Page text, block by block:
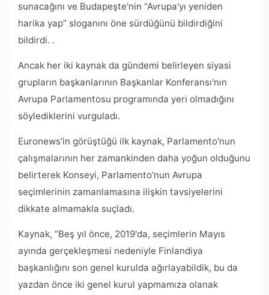
sunacağını ve Budapeşte'nin “Avrupa'yı yeniden
harika yap” sloganını öne sürdüğünü bildirdiğini
bildirdi. .
Ancak her iki kaynak da gündemi belirleyen siyasi
grupların başkanlarının Başkanlar Konferansı'nın
Avrupa Parlamentosu programında yeri olmadığını
söylediklerini vurguladı.
Euronews'in görüştüğü ilk kaynak, Parlamento'nun
çalışmalarının her zamankinden daha yoğun olduğunu
belirterek Konseyi, Parlamento'nun Avrupa
seçimlerinin zamanlamasına ilişkin tavsiyelerini
dikkate almamakla suçladı.
Kaynak, “Beş yıl önce, 2019'da, seçimlerin Mayıs
ayında gerçekleşmesi nedeniyle Finlandiya
başkanlığını son genel kurulda ağırlayabildik, bu da
yazdan önce iki genel kurul yapmamıza olanak